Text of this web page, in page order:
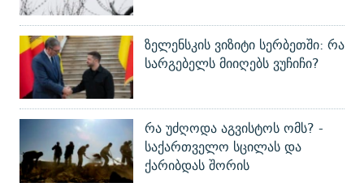
ზელენსკის ვიზიტი სერბეთში: რა
სარგებელს მიიღებს ვუჩიჩი?
რა უძღოდა აგვისტოს ომს? -
საქართველო სცილას და
ქარიბდას შორის